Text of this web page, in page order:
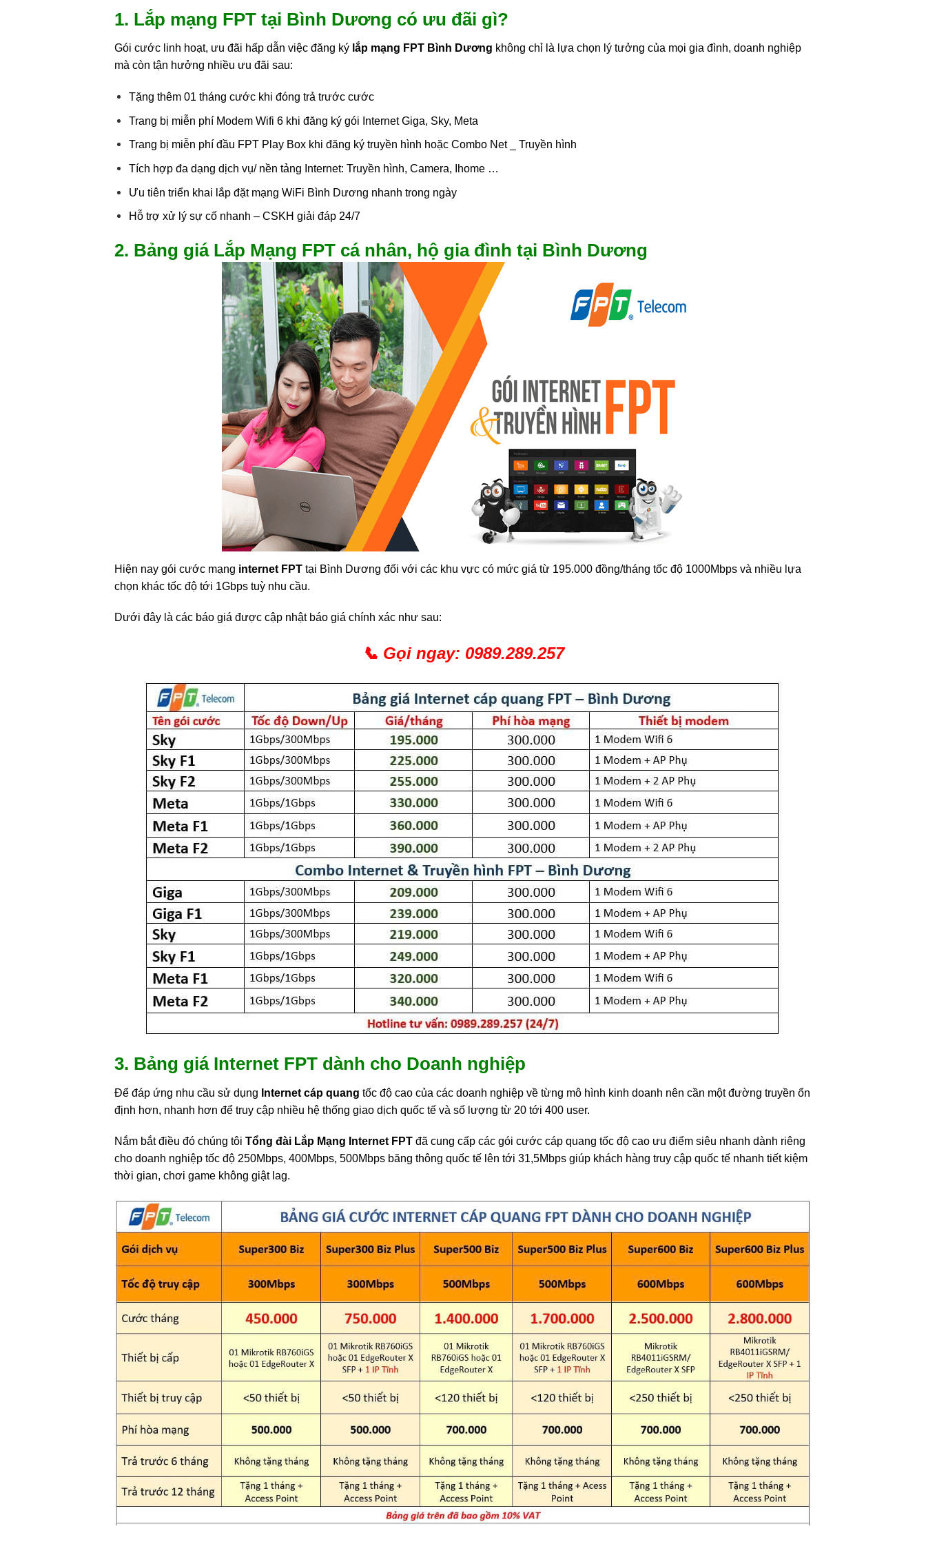
1. Lắp mạng FPT tại Bình Dương có ưu đãi gì?
Gói cước linh hoạt, ưu đãi hấp dẫn việc đăng ký lắp mạng FPT Bình Dương không chỉ là lựa chọn lý tưởng của mọi gia đình, doanh nghiệp
mà còn tận hưởng nhiều ưu đãi sau:
Tặng thêm 01 tháng cước khi đóng trả trước cước
Trang bị miễn phí Modem Wifi 6 khi đăng ký gói Internet Giga, Sky, Meta
Trang bị miễn phí đầu FPT Play Box khi đăng ký truyền hình hoặc Combo Net _ Truyền hình
Tích hợp đa dạng dịch vụ/ nền tảng Internet: Truyền hình, Camera, Ihome …
Ưu tiên triển khai lắp đặt mạng WiFi Bình Dương nhanh trong ngày
Hỗ trợ xử lý sự cố nhanh – CSKH giải đáp 24/7
2. Bảng giá Lắp Mạng FPT cá nhân, hộ gia đình tại Bình Dương
Hiện nay gói cước mạng internet FPTtại Bình Dương đối với các khu vực có mức giá từ 195.000 đồng/tháng tốc độ 1000Mbps và nhiều lựa
chọn khác tốc độ tới 1Gbps tuỳ nhu cầu.
Dưới đây là các báo giá được cập nhật báo giá chính xác như sau:
📞 Gọi ngay: 0989.289.257
3. Bảng giá Internet FPT dành cho Doanh nghiệp
Để đáp ứng nhu cầu sử dụng Internet cáp quang tốc độ cao của các doanh nghiệp về từng mô hình kinh doanh nên cần một đường truyền ổn
định hơn, nhanh hơn để truy cập nhiều hệ thống giao dịch quốc tế và số lượng từ 20 tới 400 user.
Nắm bắt điều đó chúng tôiTổng đài Lắp Mạng Internet FPT đã cung cấp các gói cước cáp quang tốc độ cao ưu điểm siêu nhanh dành riêng
cho doanh nghiệp tốc độ 250Mbps, 400Mbps, 500Mbps băng thông quốc tế lên tới 31,5Mbps giúp khách hàng truy cập quốc tế nhanh tiết kiệm
thời gian, chơi game không giật lag.